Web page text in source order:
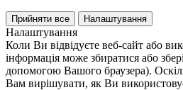
Прийняти все Налаштування
Налаштування
Коли Ви відвідуєте веб-сайт або
інформація може збиратися або
допомогою Вашого браузера).
Вам вирішувати, як Ви